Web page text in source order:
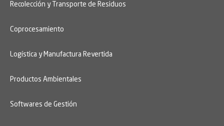
Recolección y Transporte de Residuos
Coprocesamiento
Logística y Manufactura Revertida
Productos Ambientales
Softwares de Gestión